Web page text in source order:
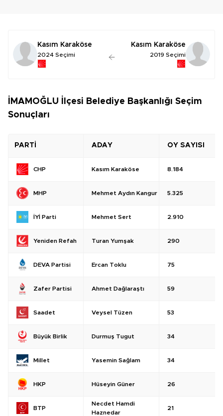
Kasım Karaköse
2024 Seçimi
Kasım Karaköse
2019 Seçimi
İMAMOĞLU İlçesi Belediye Başkanlığı Seçim
Sonuçları
PARTİ ADAY OY SAYISI
CHP Kasım Karaköse 8.184
MHP Mehmet Aydın Kangur 5.325
İYİ Parti Mehmet Sert 2.910
Yeniden Refah Turan Yumşak 290
DEVA Partisi Ercan Toklu 75
Zafer Partisi Ahmet Dağlaraştı 59
Saadet Veysel Tüzen 53
Büyük Birlik Durmuş Tugut 34
Millet Yasemin Sağlam 34
HKP Hüseyin Güner 26
BTP
Necdet Hamdi
Haznedar
21